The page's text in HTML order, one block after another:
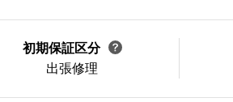
初期保証区分
出張修理